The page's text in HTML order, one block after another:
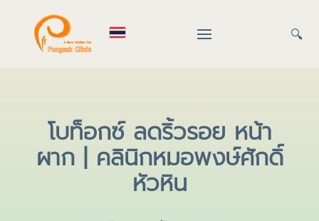
🔍
โบท็อกซ์ ลดริ้วรอย หน้า
ผาก | คลินิกหมอพงษ์ศักดิ์
หัวหิน